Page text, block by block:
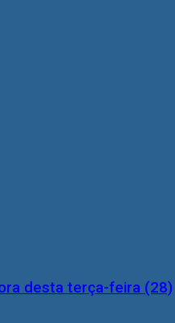
desta terça-feira (28)